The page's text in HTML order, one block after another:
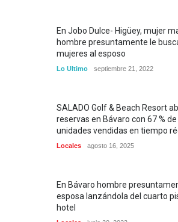
En Jobo Dulce- Higüey, mujer
hombre presuntamente le
mujeres al esposo
Lo Ultimo septiembre 21, 2022
SALADO Golf & Beach Resort
reservas en Bávaro con 67 % de
unidades vendidas en tiempo
Locales agosto 16, 2025
En Bávaro hombre
esposa lanzándola del cuarto
hotel